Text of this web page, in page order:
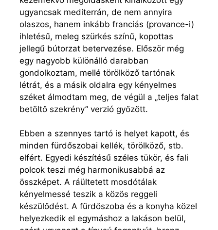
ugyancsak mediterrán, de nem annyira
olaszos, hanem inkább franciás (provance-i)
ihletésű, meleg szürkés színű, kopottas
jellegű bútorzat betervezése. Először még
egy nagyobb különálló darabban
gondolkoztam, mellé törölköző tartónak
létrát, és a másik oldalra egy kényelmes
széket álmodtam meg, de végül a „teljes falat
betöltő szekrény” verzió győzött.
Ebben a szennyes tartó is helyet kapott, és
minden fürdőszobai kellék, törölköző, stb.
elfért. Egyedi készítésű széles tükör, és fali
polcok teszi még harmonikusabbá az
összképet. A ráültetett mosdótálak
kényelmessé teszik a közös reggeli
készülődést. A fürdőszoba és a konyha közel
helyezkedik el egymáshoz a lakáson belül,